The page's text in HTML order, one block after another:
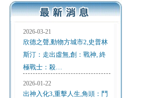
2026-03-21
欣德之聲,動物方城市2,史普林
斯汀：走出虛無,創：戰神, 終
極戰士：殺…
2026-01-22
出神入化3,重擊人生,角頭：鬥